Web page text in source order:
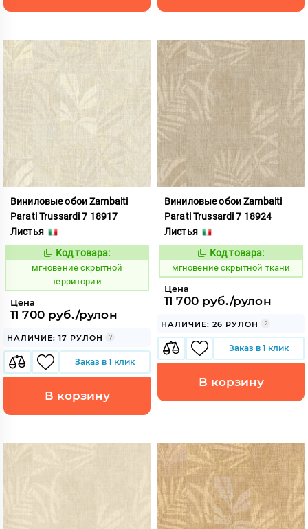
Виниловые обои Zambaiti
Parati Trussardi 7 18917
Листья
948854
Код товара:
мгновение скрытной
территории
Цена
11 700 руб./рулон
НАЛИЧИЕ: 17 РУЛОН
Заказ в 1 клик
В корзину
Виниловые обои Zambaiti
Parati Trussardi 7 18924
Листья
948855
Код товара:
мгновение скрытной ткани
Цена
11 700 руб./рулон
НАЛИЧИЕ: 26 РУЛОН
Заказ в 1 клик
В корзину